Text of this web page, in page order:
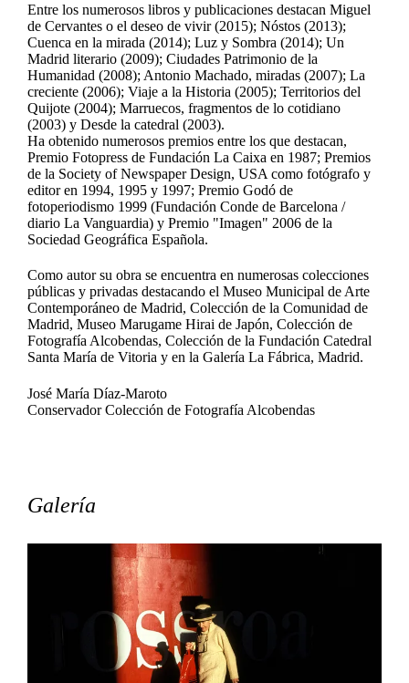
Entre los numerosos libros y publicaciones destacan Miguel
de Cervantes o el deseo de vivir (2015); Nóstos (2013);
Cuenca en la mirada (2014); Luz y Sombra (2014); Un
Madrid literario (2009); Ciudades Patrimonio de la
Humanidad (2008); Antonio Machado, miradas (2007); La
creciente (2006); Viaje a la Historia (2005); Territorios del
Quijote (2004); Marruecos, fragmentos de lo cotidiano
(2003) y Desde la catedral (2003).
Ha obtenido numerosos premios entre los que destacan,
Premio Fotopress de Fundación La Caixa en 1987; Premios
de la Society of Newspaper Design, USA como fotógrafo y
editor en 1994, 1995 y 1997; Premio Godó de
fotoperiodismo 1999 (Fundación Conde de Barcelona /
diario La Vanguardia) y Premio "Imagen" 2006 de la
Sociedad Geográfica Española.
Como autor su obra se encuentra en numerosas colecciones
públicas y privadas destacando el Museo Municipal de Arte
Contemporáneo de Madrid, Colección de la Comunidad de
Madrid, Museo Marugame Hirai de Japón, Colección de
Fotografía Alcobendas, Colección de la Fundación Catedral
Santa María de Vitoria y en la Galería La Fábrica, Madrid.
José María Díaz-Maroto
Conservador Colección de Fotografía Alcobendas
Galería